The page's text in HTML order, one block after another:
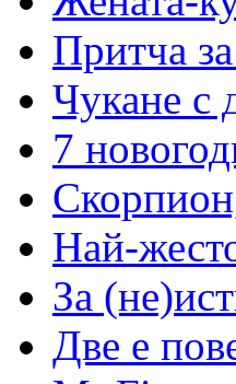
Притча
Чукане с
7
Най-
За
Две е